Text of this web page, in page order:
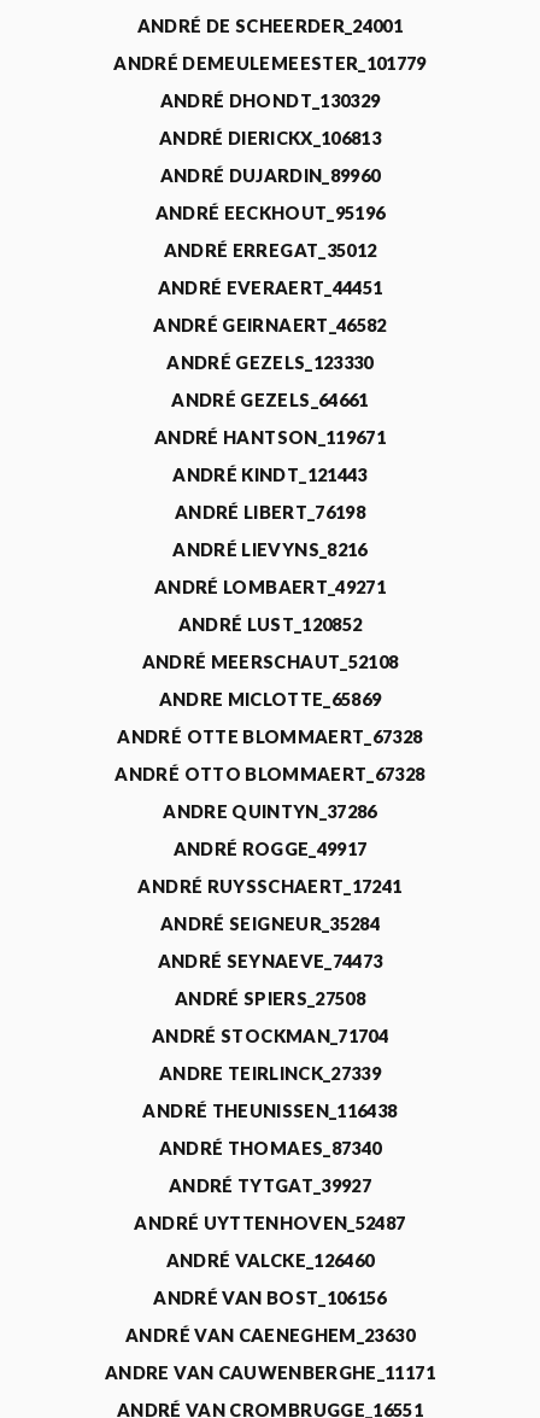
ANDRÉ DE SCHEERDER_24001
ANDRÉ DEMEULEMEESTER_101779
ANDRÉ DHONDT_130329
ANDRÉ DIERICKX_106813
ANDRÉ DUJARDIN_89960
ANDRÉ EECKHOUT_95196
ANDRÉ ERREGAT_35012
ANDRÉ EVERAERT_44451
ANDRÉ GEIRNAERT_46582
ANDRÉ GEZELS_123330
ANDRÉ GEZELS_64661
ANDRÉ HANTSON_119671
ANDRÉ KINDT_121443
ANDRÉ LIBERT_76198
ANDRÉ LIEVYNS_8216
ANDRÉ LOMBAERT_49271
ANDRÉ LUST_120852
ANDRÉ MEERSCHAUT_52108
ANDRE MICLOTTE_65869
ANDRÉ OTTE BLOMMAERT_67328
ANDRÉ OTTO BLOMMAERT_67328
ANDRE QUINTYN_37286
ANDRÉ ROGGE_49917
ANDRÉ RUYSSCHAERT_17241
ANDRÉ SEIGNEUR_35284
ANDRÉ SEYNAEVE_74473
ANDRÉ SPIERS_27508
ANDRÉ STOCKMAN_71704
ANDRE TEIRLINCK_27339
ANDRÉ THEUNISSEN_116438
ANDRÉ THOMAES_87340
ANDRÉ TYTGAT_39927
ANDRÉ UYTTENHOVEN_52487
ANDRÉ VALCKE_126460
ANDRÉ VAN BOST_106156
ANDRÉ VAN CAENEGHEM_23630
ANDRE VAN CAUWENBERGHE_11171
ANDRÉ VAN CROMBRUGGE_16551